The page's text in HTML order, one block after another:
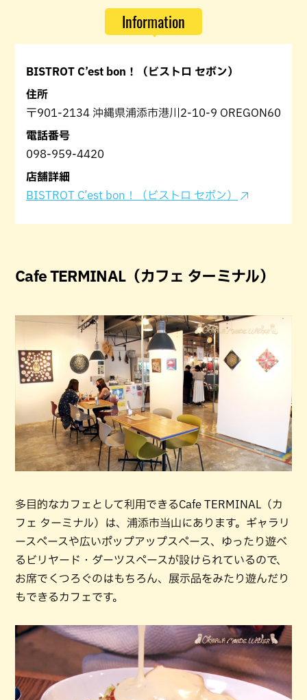
Information
BISTROT C’est bon！（ビストロ セボン）
住所
〒901-2134 沖縄県浦添市港川2-10-9 OREGON60
電話番号
098-959-4420
店舗詳細
BISTROT C’est bon！（ビストロ セボン）
Cafe TERMINAL（カフェ ターミナル）
多目的なカフェとして利用できるCafe TERMINAL（カ
フェ ターミナル）は、浦添市当山にあります。ギャラリ
ースペースや広いポップアップスペース、ゆったり遊べ
るビリヤード・ダーツスペースが設けられているので、
お席でくつろぐのはもちろん、展示品をみたり遊んだり
もできるカフェです。